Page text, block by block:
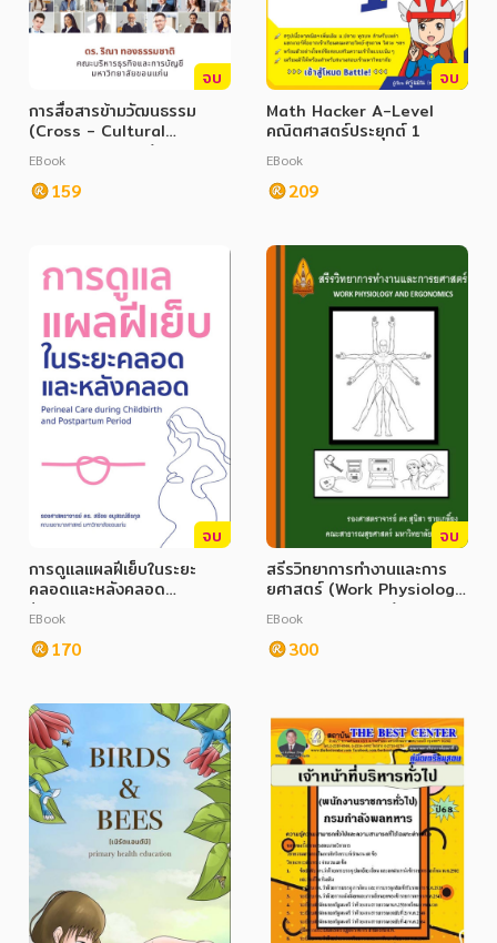
จบ
การสื่อสารข้ามวัฒนธรรม
(Cross - Cultural
Communication)
EBook
159
จบ
Math Hacker A-Level
คณิตศาสตร์ประยุกต์ 1
EBook
209
จบ
การดูแลแผลฝีเย็บในระยะ
คลอดและหลังคลอด
(Perineal Care during
Childbirth and
Postpartum Period)
EBook
170
จบ
สรีรวิทยาการทำงานและการ
ยศาสตร์ (Work Physiology
and Ergonomics)
EBook
300